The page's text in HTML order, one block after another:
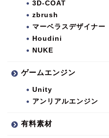
3D-COAT
zbrush
マーベラスデザイナー
Houdini
NUKE
ゲームエンジン
Unity
アンリアルエンジン
有料素材